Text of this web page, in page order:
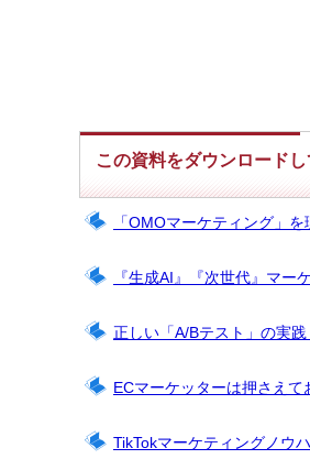
この資料をダウンロード
「OMOマーケティング」
『生成AI』『次世代』マー
正しい「A/Bテスト」の実
ECマーケッターは押さえて
TikTokマーケティングノウ